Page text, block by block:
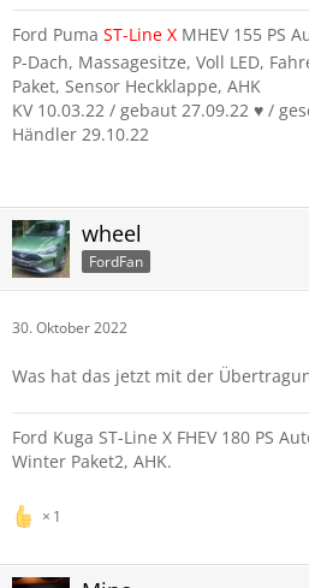
Ford Puma ST-Line X MHEV 155 PS
P-Dach, Massagesitze, Voll LED,
Paket, Sensor Heckklappe, AHK
KV 10.03.22 / gebaut 27.09.22 ♥️ /
Händler 29.10.22
wheel
FordFan
30. Oktober 2022
Was hat das jetzt mit der
Ford Kuga ST-Line X FHEV 180 PS
Winter Paket2, AHK.
1